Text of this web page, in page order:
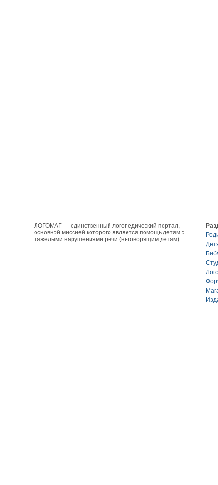
ЛОГОМАГ — единственный логопедический портал,
основной миссией которого является помощь детям с
тяжелыми нарушениями речи (неговорящим детям).